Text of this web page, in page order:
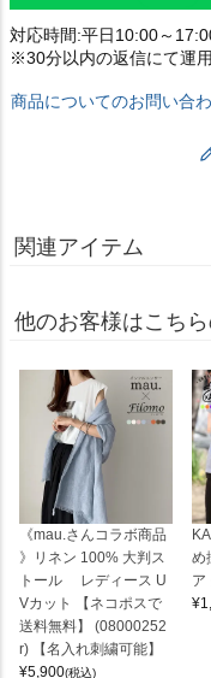
対応時間:平日10:00～
※30分以内の返信にて運用
商品についてのお問い合
関連アイテム
他のお客様はこち
《mau.さんコラボ商品
》リネン 100% 大判ス
トール レディース U
Vカット 【ネコポスで
送料無料】 (08000252
r) 【名入れ刺繍可能】
¥5,900(税込)
め
ア
¥